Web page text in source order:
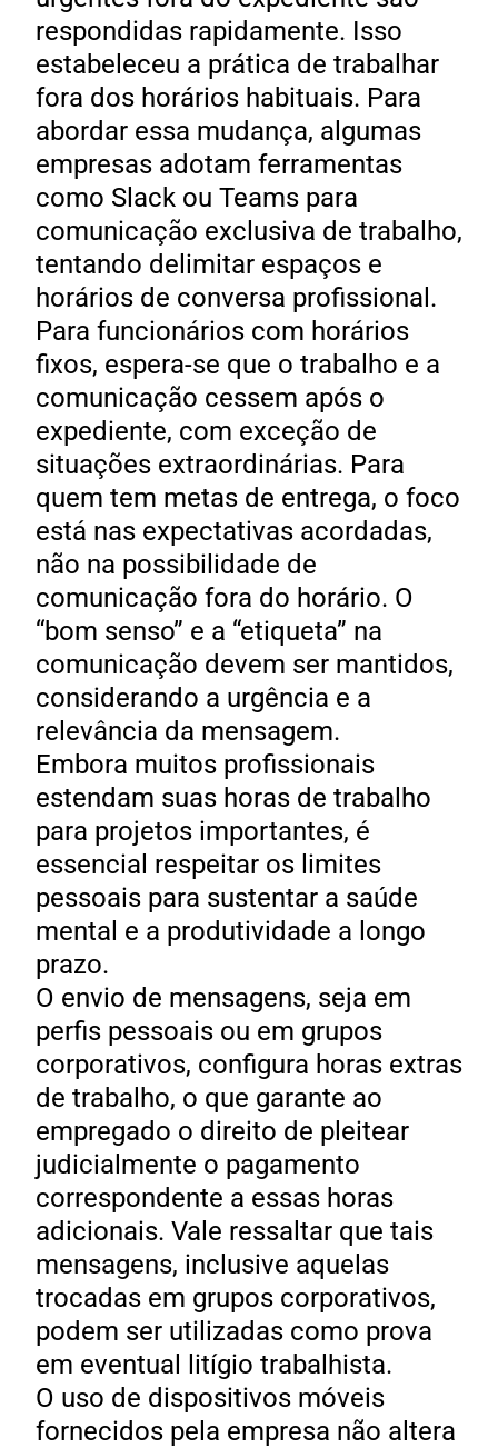
respondidas rapidamente. Isso
estabeleceu a prática de trabalhar
fora dos horários habituais. Para
abordar essa mudança, algumas
empresas adotam ferramentas
como Slack ou Teams para
comunicação exclusiva de trabalho,
tentando delimitar espaços e
horários de conversa profissional.
Para funcionários com horários
fixos, espera-se que o trabalho e a
comunicação cessem após o
expediente, com exceção de
situações extraordinárias. Para
quem tem metas de entrega, o foco
está nas expectativas acordadas,
não na possibilidade de
comunicação fora do horário. O
“bom senso” e a “etiqueta” na
comunicação devem ser mantidos,
considerando a urgência e a
relevância da mensagem.
Embora muitos profissionais
estendam suas horas de trabalho
para projetos importantes, é
essencial respeitar os limites
pessoais para sustentar a saúde
mental e a produtividade a longo
prazo.
O envio de mensagens, seja em
perfis pessoais ou em grupos
corporativos, configura horas extras
de trabalho, o que garante ao
empregado o direito de pleitear
judicialmente o pagamento
correspondente a essas horas
adicionais. Vale ressaltar que tais
mensagens, inclusive aquelas
trocadas em grupos corporativos,
podem ser utilizadas como prova
em eventual litígio trabalhista.
O uso de dispositivos móveis
fornecidos pela empresa não altera